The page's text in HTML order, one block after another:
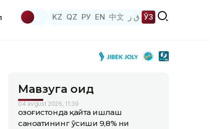
KZ QZ РУ EN 中文 ق ز ЎЗ
Мавзуга оид
04 avgust 2026, 11:39
Қозоғистонда қайта ишлаш
саноатининг ўсиши 9,8% ни